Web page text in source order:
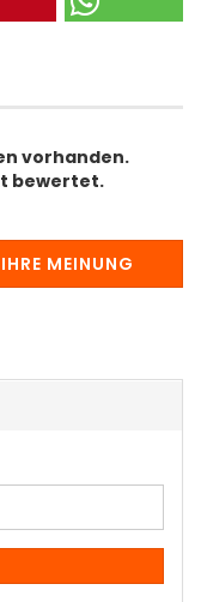
vorhanden.
bewertet.
IHRE MEINUNG